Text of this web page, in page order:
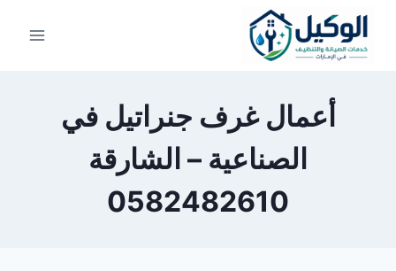
التجاوز
المحتوى
أعمال غرف جنراتيل في
الصناعية – الشارقة
0582482610